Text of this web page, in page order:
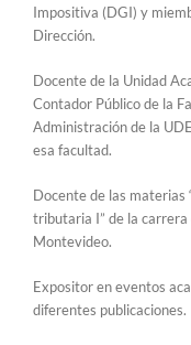
Impositiva (DGI) y
Dirección.
Docente de la Unidad
Contador Público de la
Administración de la
esa facultad.
Docente de las materias
tributaria I” de la
Montevideo.
Expositor en eventos
diferentes publicaciones.